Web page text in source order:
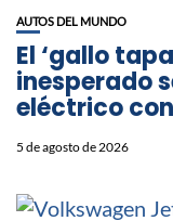
AUTOS DEL MUNDO
El ‘gallo
inesperado
eléctrico
5 de agosto de 2026